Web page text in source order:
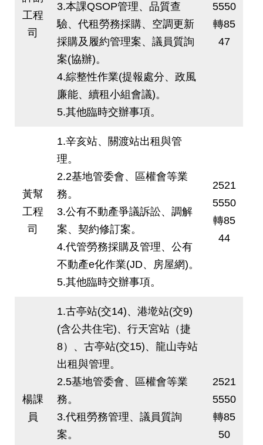
工程
司
3.本課QSOP管理、品質查
驗、代租勞務採購、空調更新
採購及履約管理案、議員質詢
案(協辦)。
4.綜整性作業(提報處分、政風
廉能、續租小組會議)。
5.其他臨時交辦事項。
5550
轉85
47
黃幫
工程
司
1.辛亥站、關渡站出租與管
理。
2.2基地管委會、區權會等業
務。
3.公有不動產爭議訴訟、調解
案、契約修訂案。
4.代管勞務採購及管理、公有
不動產e化作業(JD、房屋網)。
5.其他臨時交辦事項。
2521
5550
轉85
44
楊課
員
1.古亭站(交14)、港墘站(交9)
(含公共住宅)、行天宮站（捷
8）、古亭站(交15)、龍山寺站
出租與管理。
2.5基地管委會、區權會等業
務。
3.代租勞務管理、議員質詢
案。
2521
5550
轉85
50